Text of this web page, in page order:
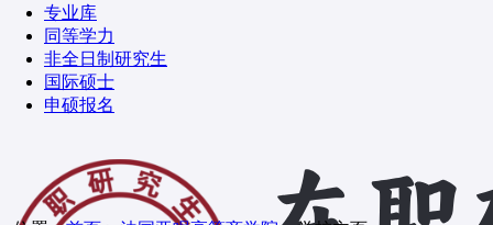
专业库
同等学力
非全日制研究生
国际硕士
申硕报名